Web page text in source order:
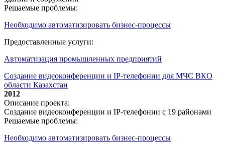
Решаемые проблемы:
Необходимо автоматизировать бизнес-процессы
Предоставленные услуги:
Автоматизация промышленных предприятий
Создание видеоконференции и IP-телефонии для МЧС ВКО
области Казахстан
2012
Описание проекта:
Создание видеоконференции и IP-телефонии с 19 районами
Решаемые проблемы:
Необходимо автоматизировать бизнес-процессы